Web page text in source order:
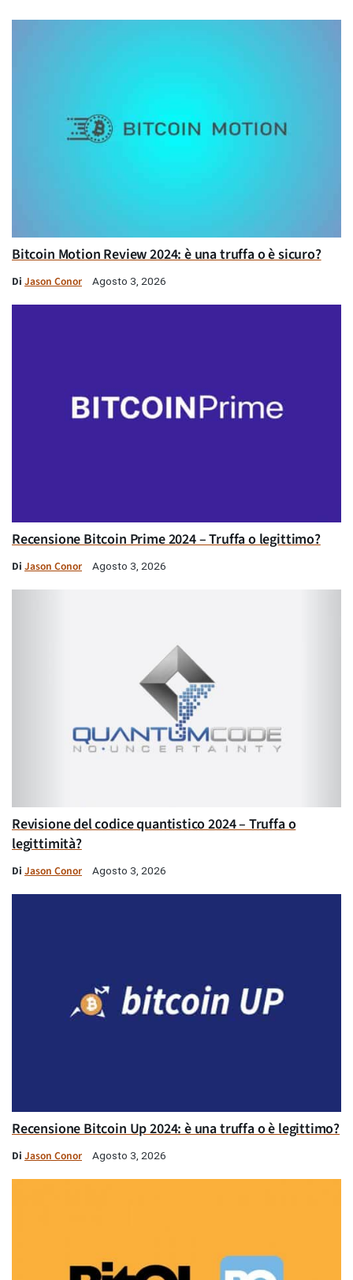
Bitcoin Motion Review 2024: è una truffa o è sicuro?
Di Jason Conor Agosto 3, 2026
Recensione Bitcoin Prime 2024 – Truffa o legittimo?
Di Jason Conor Agosto 3, 2026
Revisione del codice quantistico 2024 – Truffa o
legittimità?
Di Jason Conor Agosto 3, 2026
Recensione Bitcoin Up 2024: è una truffa o è legittimo?
Di Jason Conor Agosto 3, 2026